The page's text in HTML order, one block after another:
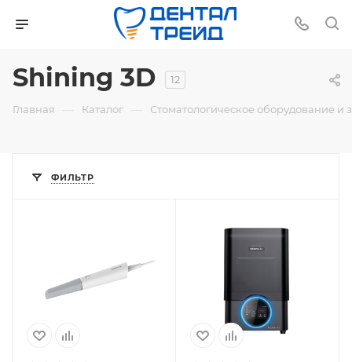
Shining 3D 12
Главная — Каталог — Стоматологическое оборудование и
ФИЛЬТР